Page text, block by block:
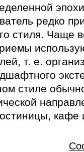
редко
стиля. Чаще
т. е.
стиле
кафе